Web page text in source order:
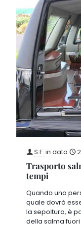
S.F. in data
Trasporto
tempi
Quando una
quale dovrà
la sepoltura, è
della salma fuori